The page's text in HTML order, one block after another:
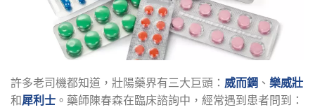
許多老司機都知道，壯陽藥界有三大巨頭： 威而鋼 、 樂威壯
和犀利士 。藥師陳春森在臨床諮詢中，經常遇到患者問到：